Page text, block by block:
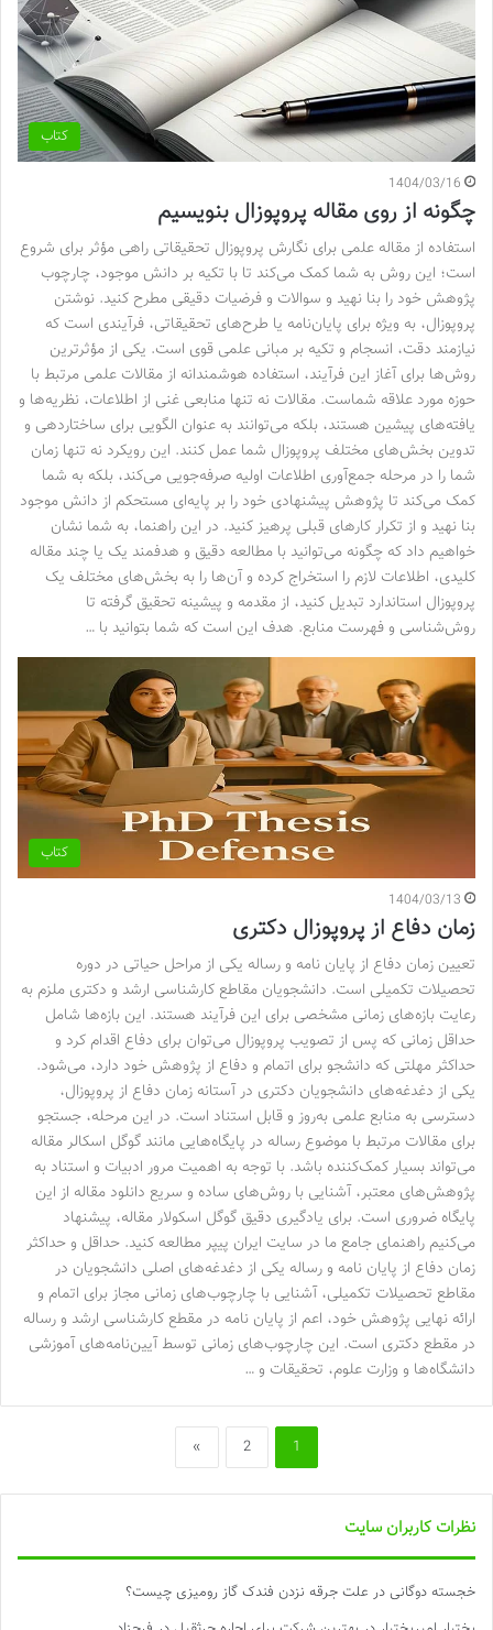
کتاب
1404/03/16
چگونه از روی مقاله پروپوزال بنویسیم
استفاده از مقاله علمی برای نگارش پروپوزال تحقیقاتی راهی مؤثر برای شروع
است؛ این روش به شما کمک می‌کند تا با تکیه بر دانش موجود، چارچوب
پژوهش خود را بنا نهید و سوالات و فرضیات دقیقی مطرح کنید. نوشتن
پروپوزال، به ویژه برای پایان‌نامه یا طرح‌های تحقیقاتی، فرآیندی است که
نیازمند دقت، انسجام و تکیه بر مبانی علمی قوی است. یکی از مؤثرترین
روش‌ها برای آغاز این فرآیند، استفاده هوشمندانه از مقالات علمی مرتبط با
حوزه مورد علاقه شماست. مقالات نه تنها منابعی غنی از اطلاعات، نظریه‌ها و
یافته‌های پیشین هستند، بلکه می‌توانند به عنوان الگویی برای ساختاردهی و
تدوین بخش‌های مختلف پروپوزال شما عمل کنند. این رویکرد نه تنها زمان
شما را در مرحله جمع‌آوری اطلاعات اولیه صرفه‌جویی می‌کند، بلکه به شما
کمک می‌کند تا پژوهش پیشنهادی خود را بر پایه‌ای مستحکم از دانش موجود
بنا نهید و از تکرار کارهای قبلی پرهیز کنید. در این راهنما، به شما نشان
خواهیم داد که چگونه می‌توانید با مطالعه دقیق و هدفمند یک یا چند مقاله
کلیدی، اطلاعات لازم را استخراج کرده و آن‌ها را به بخش‌های مختلف یک
پروپوزال استاندارد تبدیل کنید، از مقدمه و پیشینه تحقیق گرفته تا
روش‌شناسی و فهرست منابع. هدف این است که شما بتوانید با …
کتاب
1404/03/13
زمان دفاع از پروپوزال دکتری
تعیین زمان دفاع از پایان نامه و رساله یکی از مراحل حیاتی در دوره
تحصیلات تکمیلی است. دانشجویان مقاطع کارشناسی ارشد و دکتری ملزم به
رعایت بازه‌های زمانی مشخصی برای این فرآیند هستند. این بازه‌ها شامل
حداقل زمانی که پس از تصویب پروپوزال می‌توان برای دفاع اقدام کرد و
حداکثر مهلتی که دانشجو برای اتمام و دفاع از پژوهش خود دارد، می‌شود.
یکی از دغدغه‌های دانشجویان دکتری در آستانه زمان دفاع از پروپوزال،
دسترسی به منابع علمی به‌روز و قابل استناد است. در این مرحله، جستجو
برای مقالات مرتبط با موضوع رساله در پایگاه‌هایی مانند گوگل اسکالر مقاله
می‌تواند بسیار کمک‌کننده باشد. با توجه به اهمیت مرور ادبیات و استناد به
پژوهش‌های معتبر، آشنایی با روش‌های ساده و سریع دانلود مقاله از این
پایگاه ضروری است. برای یادگیری دقیق گوگل اسکولار مقاله، پیشنهاد
می‌کنیم راهنمای جامع ما در سایت ایران پیپر مطالعه کنید. حداقل و حداکثر
زمان دفاع از پایان نامه و رساله یکی از دغدغه‌های اصلی دانشجویان در
مقاطع تحصیلات تکمیلی، آشنایی با چارچوب‌های زمانی مجاز برای اتمام و
ارائه نهایی پژوهش خود، اعم از پایان نامه در مقطع کارشناسی ارشد و رساله
در مقطع دکتری است. این چارچوب‌های زمانی توسط آیین‌نامه‌های آموزشی
دانشگاه‌ها و وزارت علوم، تحقیقات و …
1
2
»
نظرات کاربران سایت
خجسته دوگانی در علت جرقه نزدن فندک گاز رومیزی چیست؟